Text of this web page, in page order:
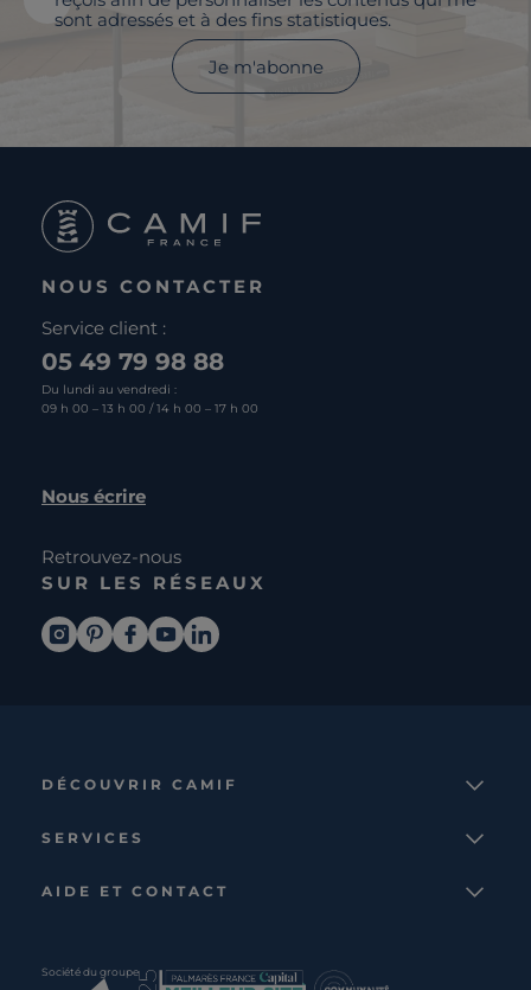
sont adressés et à des fins statistiques.
Je m'abonne
NOUS CONTACTER
Service client :
05 49 79 98 88
Du lundi au vendredi :
09 h 00 – 13 h 00 / 14 h 00 – 17 h 00
Nous écrire
Retrouvez-nous
SUR LES RÉSEAUX
DÉCOUVRIR CAMIF
Nos collections
Boutique
SERVICES
Carte cadeau Camif
AIDE ET CONTACT
Société du groupe